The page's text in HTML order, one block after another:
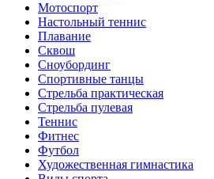
Мотоспорт
Настольный теннис
Плавание
Сквош
Сноубординг
Спортивные танцы
Стрельба практическая
Стрельба пулевая
Теннис
Фитнес
Футбол
Художественная гимнастика